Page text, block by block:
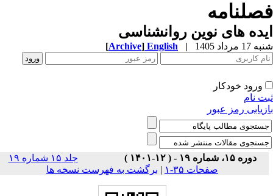
های نوین روانشناسی
مرداد 1405 |
English
[Archive]
ورود خودکار
نام
رمز عبور
دوره ۱۵، شماره ۱۹ - ( ۱۲-۱۴۰۱ )
جلد ۱۵ شماره ۱۹
صفحات ۳۵-۱
| برگشت به فهرست نسخه ها